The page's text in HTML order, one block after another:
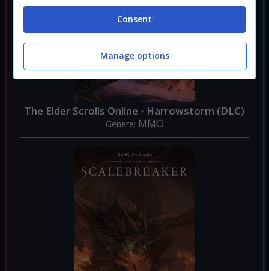
The Elder Scrolls Online - Harrowstorm (DLC)
Genere: MMO
Consent
Manage options